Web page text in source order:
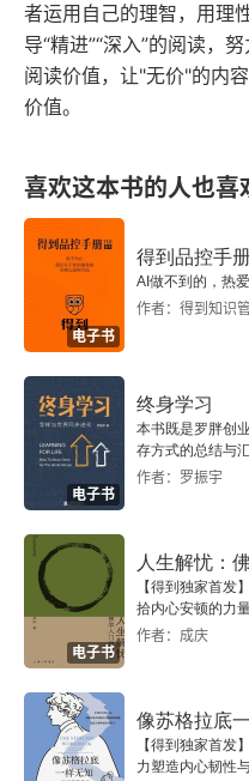
意识为何发生变化
进一步探究意识体验
06 童年经验如何塑造
罗马尼亚的孤儿
先天遗传与后天教养间
07 学习爱：依恋关系
关于爱的理论
超越母爱的爱
生命像天气一样无法准
拥有过去很重要
08 道德的起源：共情
模仿与共情
常状态。 孩子到底整
就有答案了。
者运用自己的理智，用理
导“精进”“深入”的阅读，
阅读价值，让"无价"的内
价值。
喜欢这本书的人也喜
电子书
得到品控手
AI做不到的，热爱
作者：得到知识
电子书
终身学习
本书既是罗胖创
存方式的总结与汇
作者：罗振宇
电子书
人生解忧：
【得到独家首发
拾内心安顿的力量
作者：成庆
像苏格拉底
【得到独家首发
力塑造内心韧性